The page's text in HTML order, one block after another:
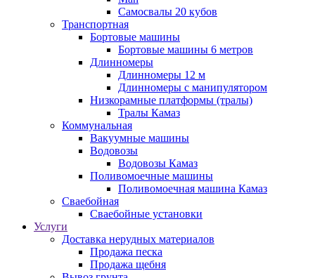
Самосвалы 20 кубов
Транспортная
Бортовые машины
Бортовые машины 6 метров
Длинномеры
Длинномеры 12 м
Длинномеры с манипулятором
Низкорамные платформы (тралы)
Тралы Камаз
Коммунальная
Вакуумные машины
Водовозы
Водовозы Камаз
Поливомоечные машины
Поливомоечная машина Камаз
Сваебойная
Сваебойные установки
Услуги
Доставка нерудных материалов
Продажа песка
Продажа щебня